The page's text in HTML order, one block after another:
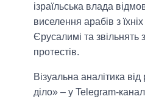
ізраїльська влада
виселення арабів з
Єрусалимі та звільнять
протестів.
Візуальна аналітика від
діло» – у Telegram-